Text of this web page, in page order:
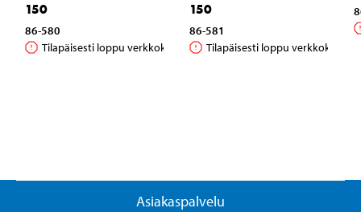
150
86-580
Tilapäisesti loppu verkkokaupasta
150
86-581
Tilapäisesti loppu
Asiakaspalvelu